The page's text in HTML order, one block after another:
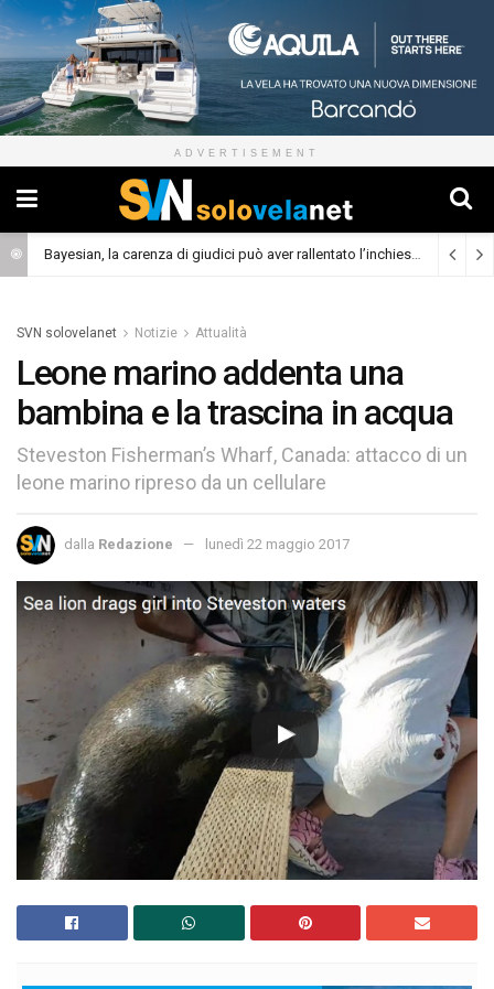
ADVERTISEMENT
Bayesian, la carenza di giudici può aver rallentato l’inchiesta (Cronaca)
SVN solovelanet Notizie Attualità
Leone marino addenta una
bambina e la trascina in acqua
Steveston Fisherman’s Wharf, Canada: attacco di un
leone marino ripreso da un cellulare
dalla Redazione lunedì 22 maggio 2017